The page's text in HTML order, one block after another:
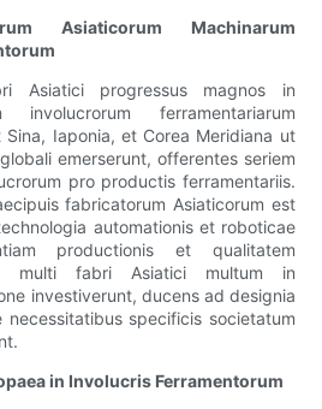
Asiaticorum Machinarum
Asiatici progressus magnos in
involucrorum ferramentariarum
Iaponia, et Corea Meridiana ut
emerserunt, offerentes seriem
pro productis ferramentariis.
fabricatorum Asiaticorum est
automationis et roboticae
productionis et qualitatem
multi fabri Asiatici multum in
investiverunt, ducens ad designia
necessitatibus specificis societatum
in Involucris Ferramentorum